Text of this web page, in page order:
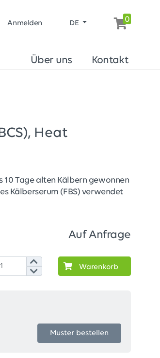
Anmelden DE 0
Über uns Kontakt
Heat
10 Tage alten Kälbern gewonnen
Kälberserum (FBS) verwendet
Auf Anfrage
Warenkorb
Muster bestellen